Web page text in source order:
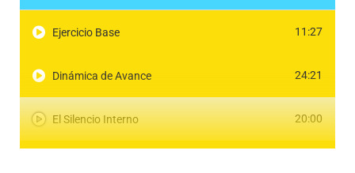
Ejercicio Base 11:27
Dinámica de Avance 24:21
El Silencio Interno 20:00